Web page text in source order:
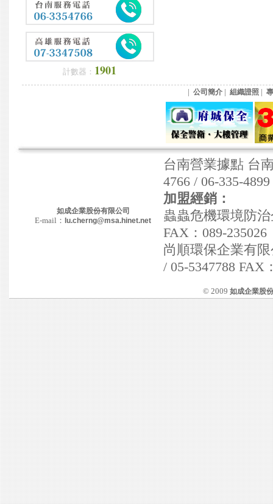
計數器： 1901
| 公司簡介 | 組織證照 |
如成企業股份有限公司
E-mail： lu.cherng@msa.hinet.net
台南營業據點 台
4766 / 06-335-
加盟經銷：
蟲蟲危機環境防
FAX：089-235026
尚順環保企業有
/ 05-5347788 FAX
© 2009 如成企業股